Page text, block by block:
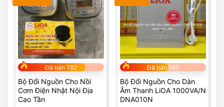
Đã bán 782
Bộ Đổi Nguồn Cho Nồi
Cơm Điện Nhật Nội Địa
Cao Tần
Đã bán 565
Bộ Đổi Nguồn Cho Dàn
Âm Thanh LiOA 1000VA/N
DNA010N